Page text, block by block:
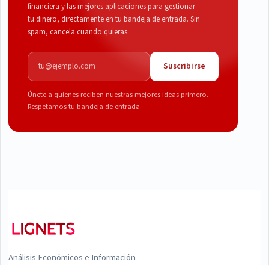
financiera y las mejores aplicaciones para gestionar
tu dinero, directamente en tu bandeja de entrada. Sin
spam, cancela cuando quieras.
Correo electrónico
Suscribirse
Únete a quienes reciben nuestras mejores ideas primero.
Respetamos tu bandeja de entrada.
Análisis Económicos e Información